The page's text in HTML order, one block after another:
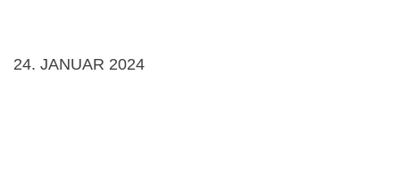
24. JANUAR 2024